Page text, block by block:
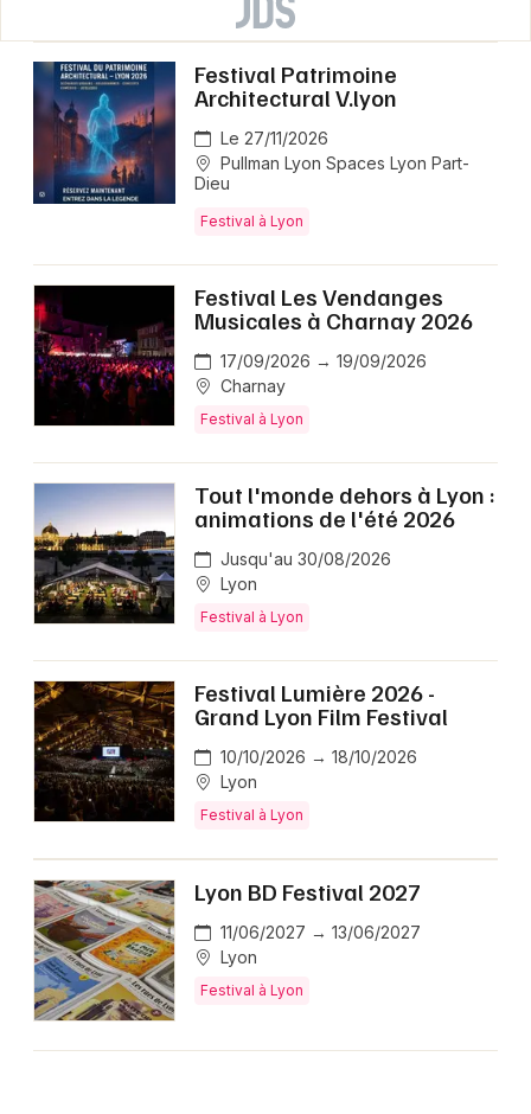
Festival Patrimoine
Architectural V.lyon
Le 27/11/2026
Pullman Lyon Spaces Lyon Part-
Dieu
Festival à Lyon
Festival Les Vendanges
Musicales à Charnay 2026
17/09/2026 → 19/09/2026
Charnay
Festival à Lyon
Tout l'monde dehors à Lyon :
animations de l'été 2026
Jusqu'au 30/08/2026
Lyon
Festival à Lyon
Festival Lumière 2026 -
Grand Lyon Film Festival
10/10/2026 → 18/10/2026
Lyon
Festival à Lyon
Lyon BD Festival 2027
11/06/2027 → 13/06/2027
Lyon
Festival à Lyon